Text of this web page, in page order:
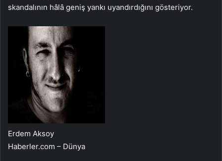
skandalının hâlâ geniş yankı uyandırdığını gösteriyor.
Erdem Aksoy
Haberler.com – Dünya